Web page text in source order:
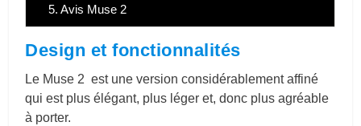
5. Avis Muse 2
Design et fonctionnalités
Le Muse 2 est une version considérablement affiné
qui est plus élégant, plus léger et, donc plus agréable
à porter.